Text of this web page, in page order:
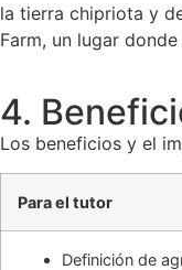
la tierra chipriota y
Farm, un lugar
4.
Los beneficios y el
Para el tutor
Definición de